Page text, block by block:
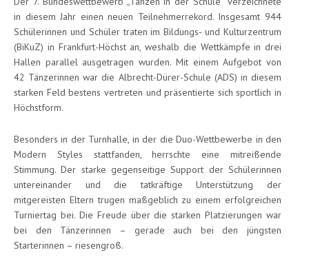
in diesem Jahr einen neuen Teilnehmerrekord. Insgesamt 944
Schülerinnen und Schüler traten im Bildungs- und Kulturzentrum
(BiKuZ) in Frankfurt-Höchst an, weshalb die Wettkämpfe in drei
Hallen parallel ausgetragen wurden. Mit einem Aufgebot von
42 Tänzerinnen war die Albrecht-Dürer-Schule (ADS) in diesem
starken Feld bestens vertreten und präsentierte sich sportlich in
Höchstform.
Besonders in der Turnhalle, in der die Duo-Wettbewerbe in den
Modern Styles stattfanden, herrschte eine mitreißende
Stimmung. Der starke gegenseitige Support der Schülerinnen
untereinander und die tatkräftige Unterstützung der
mitgereisten Eltern trugen maßgeblich zu einem erfolgreichen
Turniertag bei. Die Freude über die starken Platzierungen war
bei den Tänzerinnen – gerade auch bei den jüngsten
Starterinnen – riesengroß.